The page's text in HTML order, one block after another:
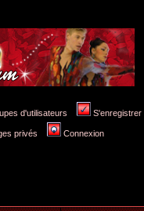
d'utilisateurs S'enregistrer
privés Connexion